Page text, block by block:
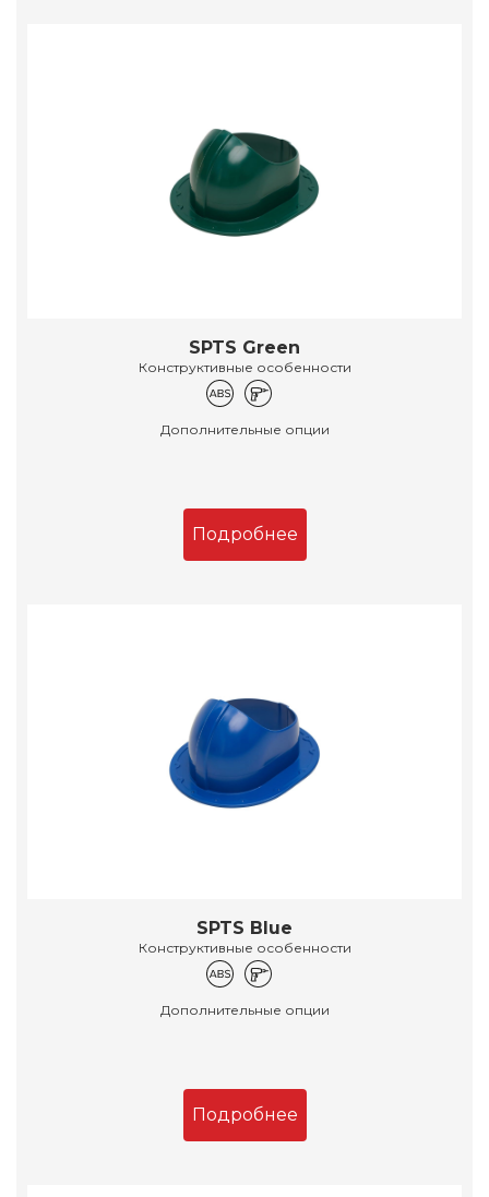
SPTS Green
Конструктивные особенности
Дополнительные опции
Подробнее
SPTS Blue
Конструктивные особенности
Дополнительные опции
Подробнее